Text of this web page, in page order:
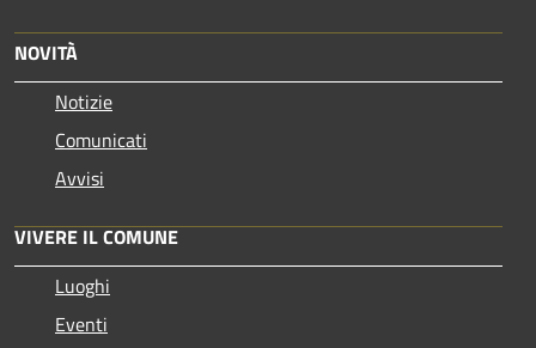
NOVITÀ
Notizie
Comunicati
Avvisi
VIVERE IL COMUNE
Luoghi
Eventi